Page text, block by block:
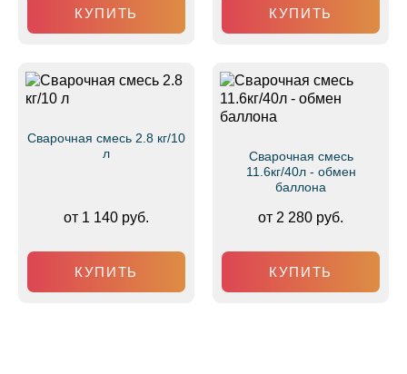
КУПИТЬ КУПИТЬ
Сварочная смесь 2.8 кг/10
л
от 1 140 руб.
КУПИТЬ
Сварочная смесь
11.6кг/40л - обмен
баллона
от 2 280 руб.
КУПИТЬ